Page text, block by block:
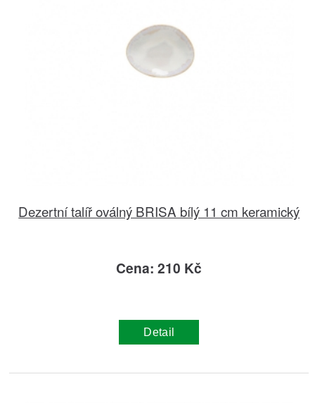
Dezertní talíř oválný BRISA bílý 11 cm keramický
Cena: 210 Kč
Detail